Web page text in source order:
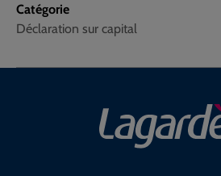
Catégorie
Déclaration sur capital